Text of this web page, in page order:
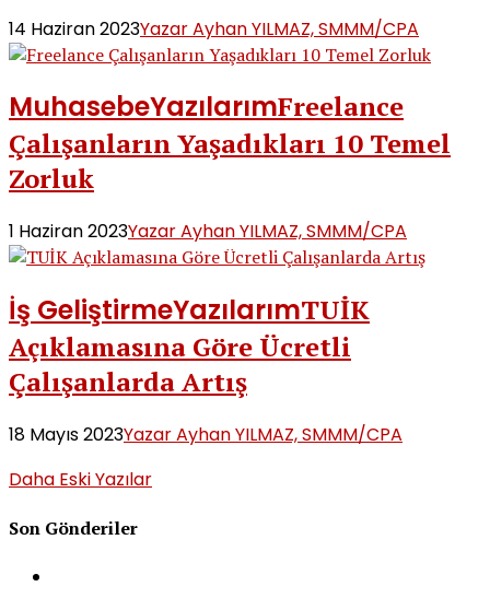
14 Haziran 2023Yazar Ayhan YILMAZ, SMMM/CPA
MuhasebeYazılarımFreelance
Çalışanların Yaşadıkları 10 Temel
Zorluk
1 Haziran 2023Yazar Ayhan YILMAZ, SMMM/CPA
İş GeliştirmeYazılarımTUİK
Açıklamasına Göre Ücretli
Çalışanlarda Artış
18 Mayıs 2023Yazar Ayhan YILMAZ, SMMM/CPA
Daha Eski Yazılar
Son Gönderiler